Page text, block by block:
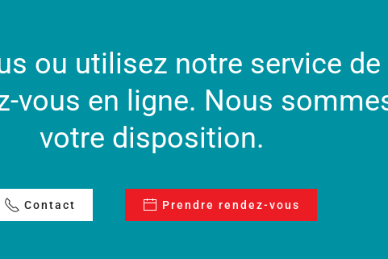
ou utilisez notre service de
vous en ligne. Nous
votre disposition.
Contact Prendre rendez-vous